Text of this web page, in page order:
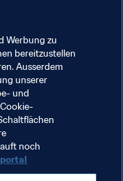
&
OFC
PR USA
Werbung zu
bereitzustellen
Ausserdem
unserer
und
noch